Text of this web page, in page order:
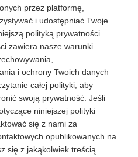
przez platformę,
i udostępniać Twoje
polityką prywatności.
zawiera nasze warunki
i ochrony Twoich danych
całej polityki, aby
swoją prywatność. Jeśli
niniejszej polityki
się z nami za
opublikowanych na
się z jakąkolwiek treścią